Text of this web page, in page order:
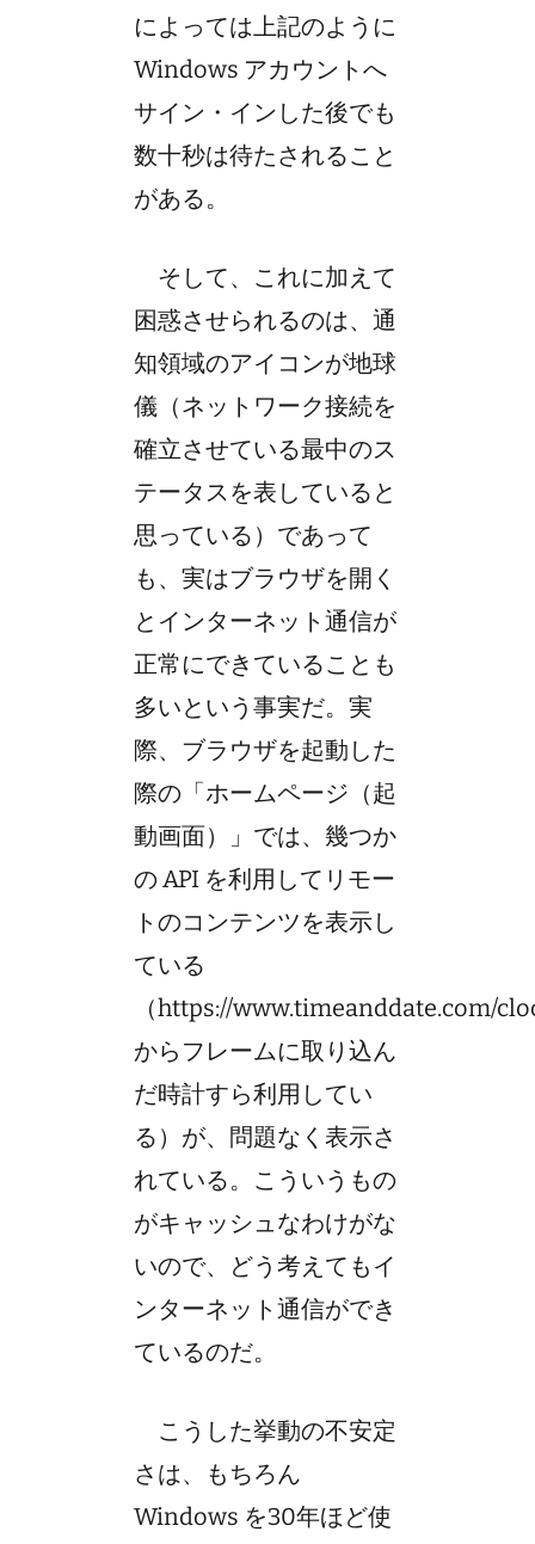
によっては上記のように
Windows アカウントへ
サイン・インした後でも
数十秒は待たされること
がある。
そして、これに加えて
困惑させられるのは、通
知領域のアイコンが地球
儀（ネットワーク接続を
確立させている最中のス
テータスを表していると
思っている）であって
も、実はブラウザを開く
とインターネット通信が
正常にできていることも
多いという事実だ。実
際、ブラウザを起動した
際の「ホームページ（起
動画面）」では、幾つか
の API を利用してリモー
トのコンテンツを表示し
ている
（https://www.timeanddate.com/
からフレームに取り込ん
だ時計すら利用してい
る）が、問題なく表示さ
れている。こういうもの
がキャッシュなわけがな
いので、どう考えてもイ
ンターネット通信ができ
ているのだ。
こうした挙動の不安定
さは、もちろん
Windows を30年ほど使